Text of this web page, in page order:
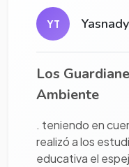
YT
Los
Ambiente
. teniendo en
realizó a los
educativa el